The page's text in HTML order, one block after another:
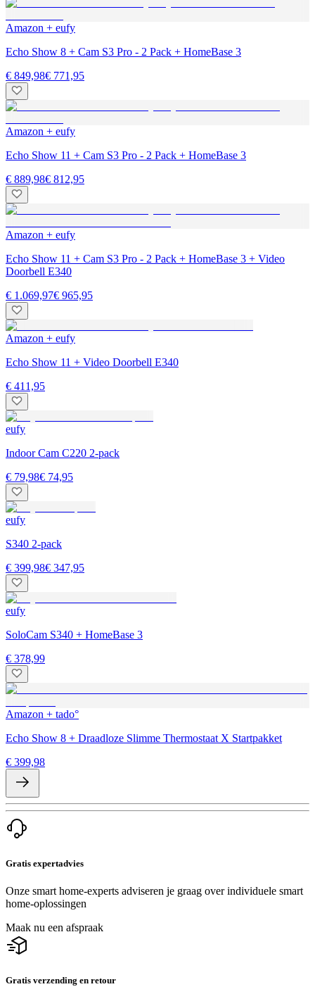
Amazon + eufy
Echo Show 8 + Cam S3 Pro - 2 Pack + HomeBase 3
€ 849,98€ 771,95
Amazon + eufy
Echo Show 11 + Cam S3 Pro - 2 Pack + HomeBase 3
€ 889,98€ 812,95
Amazon + eufy
Echo Show 11 + Cam S3 Pro - 2 Pack + HomeBase 3 + Video
Doorbell E340
€ 1.069,97€ 965,95
Amazon + eufy
Echo Show 11 + Video Doorbell E340
€ 411,95
eufy
Indoor Cam C220 2-pack
€ 79,98€ 74,95
eufy
S340 2-pack
€ 399,98€ 347,95
eufy
SoloCam S340 + HomeBase 3
€ 378,99
Amazon + tado°
Echo Show 8 + Draadloze Slimme Thermostaat X Startpakket
€ 399,98
Gratis expertadvies
Onze smart home-experts adviseren je graag over individuele smart
home-oplossingen
Maak nu een afspraak
Gratis verzending en retour